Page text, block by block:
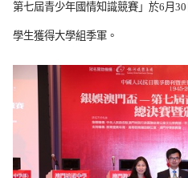
第七屆青少年國情知識競賽」於6月 30
學生獲得大學組季軍。